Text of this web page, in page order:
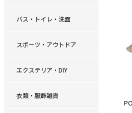
バス・トイレ・洗面
スポーツ・アウトドア
エクステリア・DIY
衣類・服飾雑貨